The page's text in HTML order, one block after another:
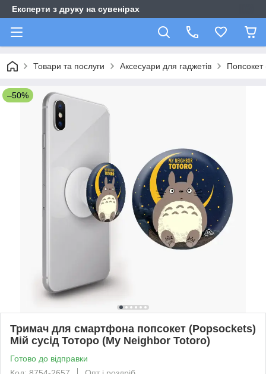
Експерти з друку на сувенірах
Товари та послуги Аксесуари для гаджетів
–50%
Тримач для смартфона попсокет (Popsockets)
Мій сусід Тоторо (My Neighbor Totoro)
Готово до відправки